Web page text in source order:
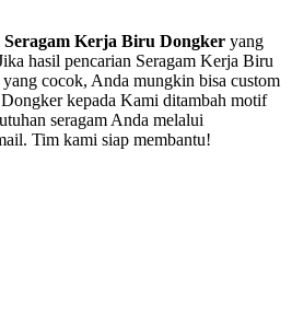
Seragam Kerja Biru Dongker yang
hasil pencarian Seragam Kerja Biru
cocok, Anda mungkin bisa custom
kepada Kami ditambah motif
seragam Anda melalui
Tim kami siap membantu!